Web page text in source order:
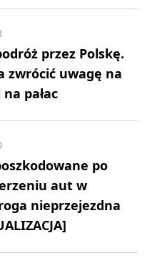
przez Polskę.
zwrócić uwagę na
pałac
po
aut w
nieprzejezdna